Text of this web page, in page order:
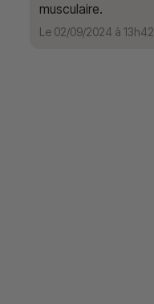
musculaire.
Le 02/09/2024 à 13h42